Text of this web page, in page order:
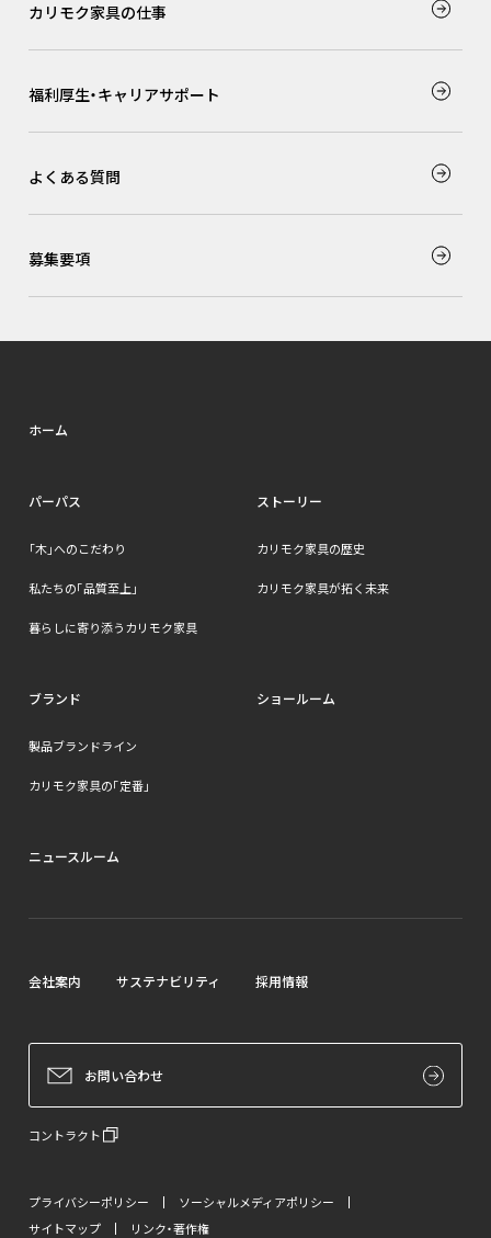
カリモク家具の仕事
福利厚生・キャリアサポート
よくある質問
募集要項
ホーム
パーパス
｢木」へのこだわり
私たちの「品質至上」
暮らしに寄り添うカリモク家具
ストーリー
カリモク家具の歴史
カリモク家具が拓く未来
ブランド
製品ブランドライン
カリモク家具の「定番」
ショールーム
ニュースルーム
会社案内 サステナビリティ 採用情報
お問い合わせ
コントラクト
プライバシーポリシー
ソーシャルメディアポリシー
サイトマップ
リンク・著作権